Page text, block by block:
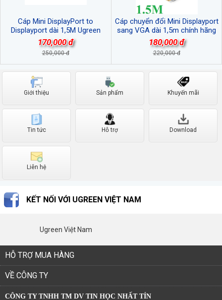
Cáp Mini DisplayPort to
Displayport dài 1,5M Ugreen
10477 hỗ trợ độ phân giải 4k*2k
(Màu Đen)
170,000 đ
250,000 đ
Cáp chuyển đổi Mini Displayport
sang VGA dài 1,5m chính hãng
Ugreen 10410 cao cấp
180,000 đ
220,000 đ
Giới thiệu Sản phẩm Khuyến mãi
Tin tức Hỗ trợ Download
Liên hệ
KẾT NỐI VỚI UGREEN VIỆT NAM
Ugreen Việt Nam
HỖ TRỢ MUA HÀNG
VỀ CÔNG TY
CÔNG TY TNHH TM DV TIN HỌC NHẤT TÍN